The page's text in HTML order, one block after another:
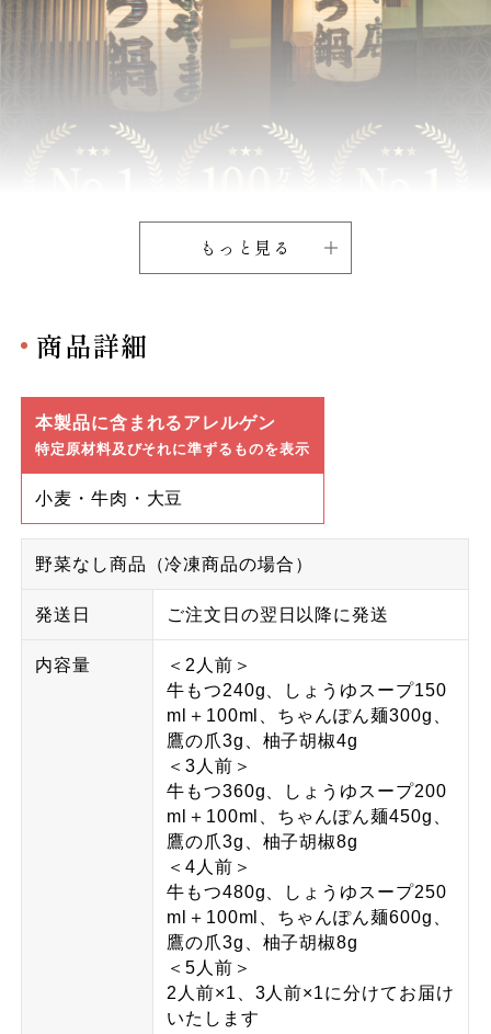
もっと見る
商品詳細
本製品に含まれるアレルゲン
特定原材料及びそれに準ずるものを表示
小麦・牛肉・大豆
野菜なし商品（冷凍商品の場合）
発送日 ご注文日の翌日以降に発送
内容量
＜2人前＞
牛もつ240g、しょうゆスープ150
ml＋100ml、ちゃんぽん麺300g、
鷹の爪3g、柚子胡椒4g
＜3人前＞
牛もつ360g、しょうゆスープ200
ml＋100ml、ちゃんぽん麺450g、
鷹の爪3g、柚子胡椒8g
＜4人前＞
牛もつ480g、しょうゆスープ250
ml＋100ml、ちゃんぽん麺600g、
鷹の爪3g、柚子胡椒8g
＜5人前＞
2人前×1、3人前×1に分けてお届け
いたします